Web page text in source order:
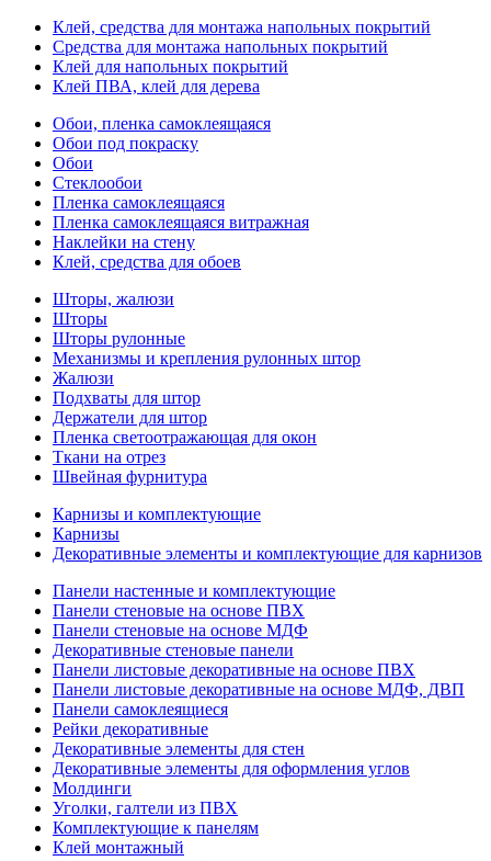
Клей, средства для монтажа напольных покрытий
Средства для монтажа напольных покрытий
Клей для напольных покрытий
Клей ПВА, клей для дерева
Обои, пленка самоклеящаяся
Обои под покраску
Обои
Стеклообои
Пленка самоклеящаяся
Пленка самоклеящаяся витражная
Наклейки на стену
Клей, средства для обоев
Шторы, жалюзи
Шторы
Шторы рулонные
Механизмы и крепления рулонных штор
Жалюзи
Подхваты для штор
Держатели для штор
Пленка светоотражающая для окон
Ткани на отрез
Швейная фурнитура
Карнизы и комплектующие
Карнизы
Декоративные элементы и комплектующие для карнизов
Панели настенные и комплектующие
Панели стеновые на основе ПВХ
Панели стеновые на основе МДФ
Декоративные стеновые панели
Панели листовые декоративные на основе ПВХ
Панели листовые декоративные на основе МДФ, ДВП
Панели самоклеящиеся
Рейки декоративные
Декоративные элементы для стен
Декоративные элементы для оформления углов
Молдинги
Уголки, галтели из ПВХ
Комплектующие к панелям
Клей монтажный